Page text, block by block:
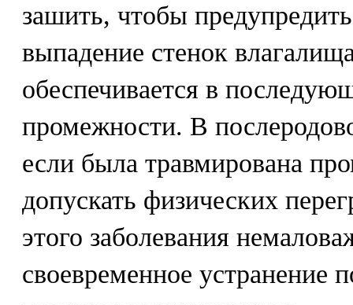
зашить, чтобы
выпадение стенок
обеспечивается в
промежности. В
если была травмирована
допускать физических
этого заболевания
своевременное устранение